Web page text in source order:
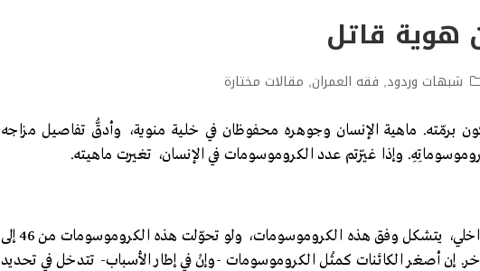
قاتل
شبهات وردود, فقه العمران, مقالات مختارة
ماهية الإنسان وجوهره محفوظان في خلية منوية، وأدقُّ تفاصيل مزاجه
وإذا غيّرتم عدد الكروموسومات في الإنسان، تغيرت ماهيته.
إن جسم الإنسان ومزاجه وعالمه الداخلي، يتشكل وفق هذه الكروموسومات، ولو تحوّلت هذه الكروموسومات من 46 إلى
آخر. إن أصغر الكائنات كمثْل الكروموسومات -وإنْ في إطار الأسباب- تتدخل في تحديد